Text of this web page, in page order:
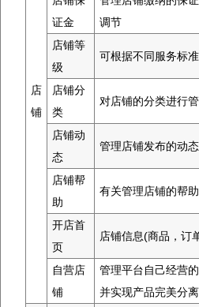
店
铺
证金
调节
店铺等
级
可根据不同服务标
店铺分
类
对店铺的分类进行
店铺动
态
管理店铺发布的动态
店铺帮
助
有关管理店铺的帮
开店首
页
店铺信息(商品，订
自营店
铺
管理平台自己经营
并实现产品完美分离